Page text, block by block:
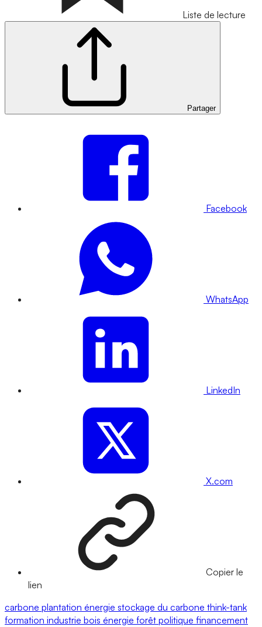
Liste de lecture
Partager
Facebook
WhatsApp
LinkedIn
X.com
Copier le
lien
carbone plantation énergie stockage du carbone think-tank
formation industrie bois énergie forêt politique financement